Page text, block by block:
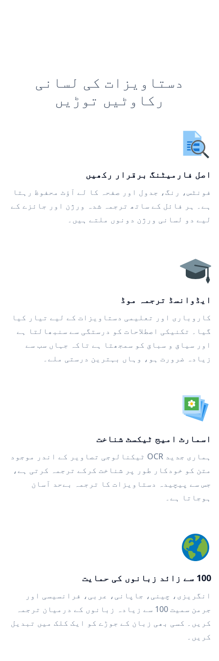
دستاویزات کی لسانی
رکاوٹیں توڑیں
اصل فارمیٹنگ برقرار رکھیں
فونٹس، رنگ، جدول اور صفحہ کا لے آؤٹ محفوظ رہتا
ہے۔ ہر فائل کے ساتھ ترجمہ شدہ ورژن اور جائزے کے
لیے دو لسانی ورژن دونوں ملتے ہیں۔
ایڈوانسڈ ترجمہ موڈ
کاروباری اور تعلیمی دستاویزات کے لیے تیار کیا
گیا۔ تکنیکی اصطلاحات کو درستگی سے سنبھالتا ہے
اور سیاق و سباق کو سمجھتا ہے تاکہ جہاں سب سے
زیادہ ضرورت ہو، وہاں بہترین درستی ملے۔
اسمارٹ امیج ٹیکسٹ شناخت
ہماری جدید OCR ٹیکنالوجی تصاویر کے اندر موجود
متن کو خودکار طور پر شناخت کرکے ترجمہ کرتی ہے،
جس سے پیچیدہ دستاویزات کا ترجمہ بےحد آسان
ہوجاتا ہے۔
100 سے زائد زبانوں کی حمایت
انگریزی، چینی، جاپانی، عربی، فرانسیسی اور
جرمن سمیت 100 سے زیادہ زبانوں کے درمیان ترجمہ
کریں۔ کسی بھی زبان کے جوڑے کو ایک کلک میں تبدیل
کریں۔